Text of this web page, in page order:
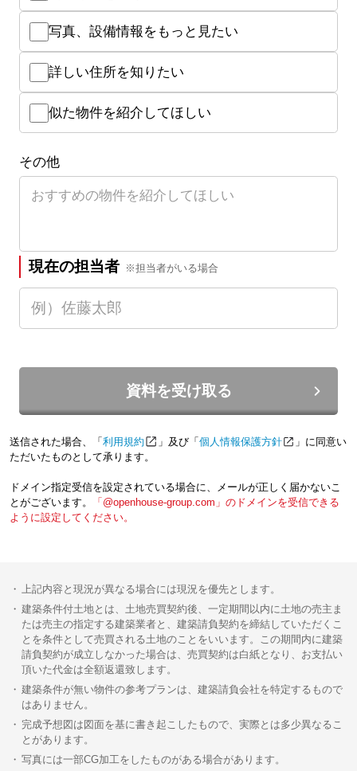
写真、設備情報をもっと見たい
詳しい住所を知りたい
似た物件を紹介してほしい
その他
現在の担当者 ※担当者がいる場合
資料を受け取る
送信された場合、「利用規約 」及び「個人情報保護方針
」に同意い
ただいたものとして承ります。
ドメイン指定受信を設定されている場合に、メールが正しく届かないこ
とがございます。
「@openhouse-group.com」のドメインを受信できる
ように設定してください。
上記内容と現況が異なる場合には現況を優先とします。
建築条件付土地とは、土地売買契約後、一定期間以内に土地の売主ま
たは売主の指定する建築業者と、建築請負契約を締結していただくこ
とを条件として売買される土地のことをいいます。この期間内に建築
請負契約が成立しなかった場合は、売買契約は白紙となり、お支払い
頂いた代金は全額返還致します。
建築条件が無い物件の参考プランは、建築請負会社を特定するもので
はありません。
完成予想図は図面を基に書き起こしたもので、実際とは多少異なるこ
とがあります。
写真には一部CG加工をしたものがある場合があります。